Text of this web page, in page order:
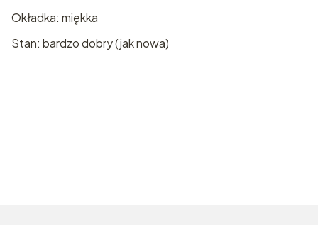
Okładka: miękka
Stan: bardzo dobry (jak nowa)